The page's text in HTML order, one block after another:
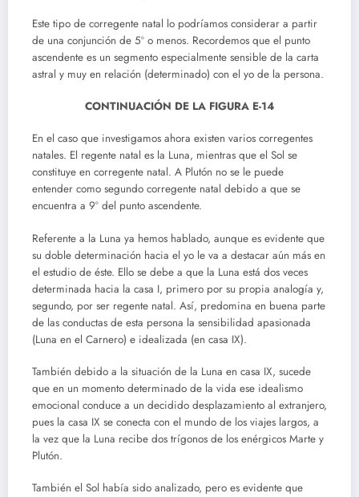
Este tipo de corregente natal lo podríamos considerar a partir
de una conjunción de 5º o menos. Recordemos que el punto
ascendente es un segmento especialmente sensible de la carta
astral y muy en relación (determinado) con el yo de la persona.
CONTINUACIÓN DE LA FIGURA E-14
En el caso que investigamos ahora existen varios corregentes
natales. El regente natal es la Luna, mientras que el Sol se
constituye en corregente natal. A Plutón no se le puede
entender como segundo corregente natal debido a que se
encuentra a 9º del punto ascendente.
Referente a la Luna ya hemos hablado, aunque es evidente que
su doble determinación hacia el yo le va a destacar aún más en
el estudio de éste. Ello se debe a que la Luna está dos veces
determinada hacia la casa I, primero por su propia analogía y,
segundo, por ser regente natal. Así, predomina en buena parte
de las conductas de esta persona la sensibilidad apasionada
(Luna en el Carnero) e idealizada (en casa IX).
También debido a la situación de la Luna en casa IX, sucede
que en un momento determinado de la vida ese idealismo
emocional conduce a un decidido desplazamiento al extranjero,
pues la casa IX se conecta con el mundo de los viajes largos, a
la vez que la Luna recibe dos trígonos de los enérgicos Marte y
Plutón.
También el Sol había sido analizado, pero es evidente que